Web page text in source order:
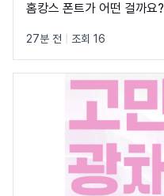
홈캉스 폰트가 어떤 걸까요?
27분 전 조회 16